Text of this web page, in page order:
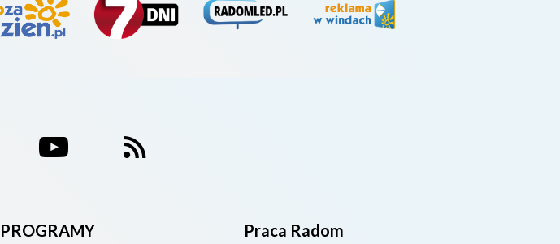
PROGRAMY
Praca Radom